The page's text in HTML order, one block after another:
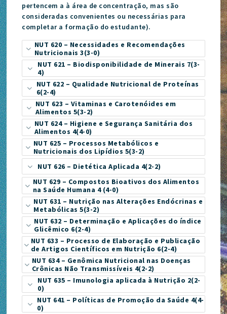
pertencem a à área de concentração, mas são
consideradas convenientes ou necessárias para
completar a formação do estudante).
NUT 620 – Necessidades e Recomendações
Nutricionais 3(3-0)
NUT 621 – Biodisponibilidade de Minerais 7(3-
4)
NUT 622 – Qualidade Nutricional de Proteínas
6(2-4)
NUT 623 – Vitaminas e Carotenóides em
Alimentos 5(3-2)
NUT 624 – Higiene e Segurança Sanitária dos
Alimentos 4(4-0)
NUT 625 – Processos Metabólicos e
Nutricionais dos Lipídios 5(3-2)
NUT 626 – Dietética Aplicada 4(2-2)
NUT 629 – Compostos Bioativos dos Alimentos
na Saúde Humana 4 (4-0)
NUT 631 – Nutrição nas Alterações Endócrinas e
Metabólicas 5(3-2)
NUT 632 – Determinação e Aplicações do índice
Glicêmico 6(2-4)
NUT 633 – Processo de Elaboração e Publicação
de Artigos Científicos em Nutrição 6(2-4)
NUT 634 – Genômica Nutricional nas Doenças
Crônicas Não Transmissíveis 4(2-2)
NUT 635 – Imunologia aplicada à Nutrição 2(2-
0)
NUT 641 – Políticas de Promoção da Saúde 4(4-
0)